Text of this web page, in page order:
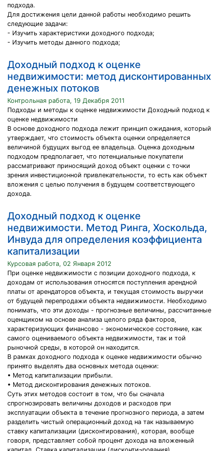
подхода.
Для достижения цели данной работы необходимо решить
следующие задачи:
- Изучить характеристики доходного подхода;
- Изучить методы данного подхода;
Доходный подход к оценке
недвижимости: метод дисконтированных
денежных потоков
Контрольная работа, 19 Декабря 2011
Подходы и методы к оценке недвижимости Доходный подход к
оценке недвижимости
В основе доходного подхода лежит принцип ожидания, который
утверждает, что стоимость объекта оценки определяется
величиной будущих выгод ее владельца. Оценка доходным
подходом предполагает, что потенциальные покупатели
рассматривают приносящий доход объект оценки с точки
зрения инвестиционной привлекательности, то есть как объект
вложения с целью получения в будущем соответствующего
дохода.
Доходный подход к оценке
недвижимости. Метод Ринга, Хоскольда,
Инвуда для определения коэффициента
капитализации
Курсовая работа, 02 Января 2012
При оценке недвижимости с позиции доходного подхода, к
доходам от использования относятся поступления арендной
платы от арендаторов объекта, и текущая стоимость выручки
от будущей перепродажи объекта недвижимости. Необходимо
понимать, что эти доходы - прогнозные величины, рассчитанные
оценщиком на основе анализа целого ряда факторов,
характеризующих финансово - экономическое состояние, как
самого оцениваемого объекта недвижимости, так и той
рыночной среды, в которой он находится.
В рамках доходного подхода к оценке недвижимости обычно
принято выделять два основных метода оценки:
• Метод капитализации прибыли.
• Метод дисконтирования денежных потоков.
Суть этих методов состоит в том, что бы сначала
спрогнозировать величины доходов и расходов при
эксплуатации объекта в течение прогнозного периода, а затем
разделить чистый операционный доход на так называемую
ставку капитализации (дисконтирования), которая, вообще
говоря, представляет собой процент дохода на вложенный